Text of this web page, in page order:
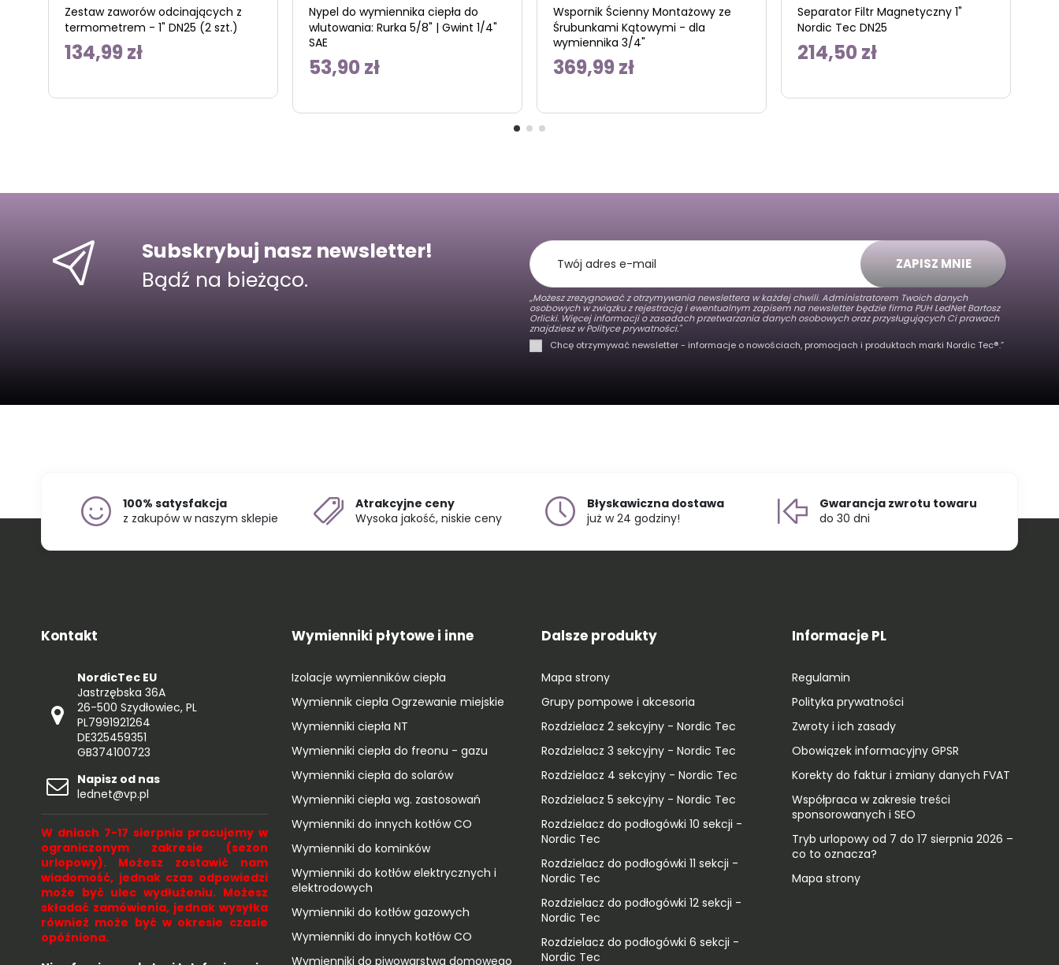
Zestaw zaworów odcinających z
termometrem - 1" DN25 (2 szt.)
134,99 zł
Nypel do wymiennika ciepła do
wlutowania: Rurka 5/8" | Gwint 1/4"
SAE
53,90 zł
Wspornik Ścienny Montażowy ze
Śrubunkami Kątowymi - dla
wymiennika 3/4"
369,99 zł
Separator Filtr Magnetyczny 1"
Nordic Tec DN25
214,50 zł
Subskrybuj nasz newsletter!
Bądź na bieżąco.
ZAPISZ MNIE
„Możesz zrezygnować z otrzymywania newslettera w każdej chwili. Administratorem Twoich danych
osobowych w związku z rejestracją i ewentualnym zapisem na newsletter będzie firma PUH LedNet Bartosz
Orlicki. Więcej informacji o zasadach przetwarzania danych osobowych oraz przysługujących Ci prawach
znajdziesz wPolityce prywatności."
Chcę otrzymywać newsletter - informacje o nowościach, promocjach i produktach marki Nordic Tec®️.”
100% satysfakcja
z zakupów w naszym sklepie
Atrakcyjne ceny
Wysoka jakość, niskie ceny
Błyskawiczna dostawa
już w 24 godziny!
Gwarancja zwrotu towaru
do 30 dni
Kontakt
NordicTec EU
Jastrzębska 36A
26-500 Szydłowiec, PL
PL7991921264
DE325459351
GB374100723
Napisz od nas
lednet@vp.pl
W dniach 7-17 sierpnia pracujemy w
ograniczonym zakresie (sezon
urlopowy). Możesz zostawić nam
wiadomość, jednak czas odpowiedzi
może być ulec wydłużeniu. Możesz
składać zamówienia, jednak wysyłka
również może być w okresie czasie
opóźniona.
Wymienniki płytowe i inne
Izolacje wymienników ciepła
Wymiennik ciepła Ogrzewanie miejskie
Wymienniki ciepła NT
Wymienniki ciepła do freonu - gazu
Wymienniki ciepła do solarów
Wymienniki ciepła wg. zastosowań
Wymienniki do innych kotłów CO
Wymienniki do kominków
Wymienniki do kotłów elektrycznych i
elektrodowych
Wymienniki do kotłów gazowych
Wymienniki do innych kotłów CO
Wymienniki do piwowarstwa domowego
Dalsze produkty
Mapa strony
Grupy pompowe i akcesoria
Rozdzielacz 2 sekcyjny - Nordic Tec
Rozdzielacz 3 sekcyjny - Nordic Tec
Rozdzielacz 4 sekcyjny - Nordic Tec
Rozdzielacz 5 sekcyjny - Nordic Tec
Rozdzielacz do podłogówki 10 sekcji -
Nordic Tec
Rozdzielacz do podłogówki 11 sekcji -
Nordic Tec
Rozdzielacz do podłogówki 12 sekcji -
Nordic Tec
Rozdzielacz do podłogówki 6 sekcji -
Nordic Tec
Informacje PL
Regulamin
Polityka prywatności
Zwroty i ich zasady
Obowiązek informacyjny GPSR
Korekty do faktur i zmiany danych FVAT
Współpraca w zakresie treści
sponsorowanych i SEO
Tryb urlopowy od 7 do 17 sierpnia 2026 –
co to oznacza?
Mapa strony